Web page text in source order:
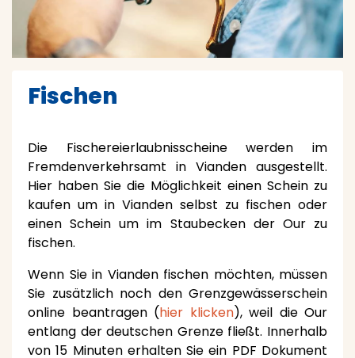
Fischen
Die Fischereierlaubnisscheine werden im
Fremdenverkehrsamt in Vianden ausgestellt.
Hier haben Sie die Möglichkeit einen Schein zu
kaufen um in Vianden selbst zu fischen oder
einen Schein um im Staubecken der Our zu
fischen.
Wenn Sie in Vianden fischen möchten, müssen
Sie zusätzlich noch den Grenzgewässerschein
online beantragen (hier klicken), weil die Our
entlang der deutschen Grenze fließt. Innerhalb
von 15 Minuten erhalten Sie ein PDF Dokument